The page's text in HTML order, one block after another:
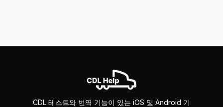
CDL 테스트와 번역 기능이 있는 iOS 및 Android 기